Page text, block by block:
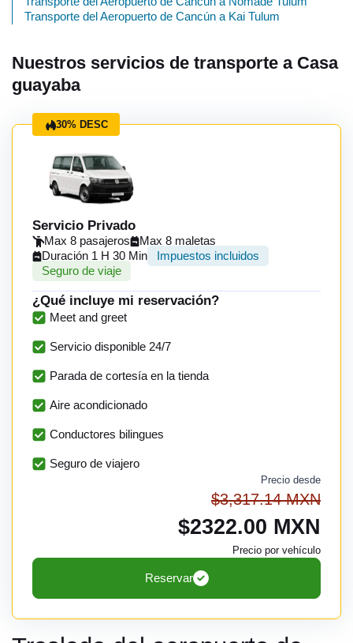
Transporte del Aeropuerto de Cancún a Kai Tulum
Nuestros servicios de transporte a Casa
guayaba
30% DESC
Servicio Privado
Max 8 pasajeros
Max 8 maletas
Duración 1 H 30 Min
Impuestos incluidos
Seguro de viaje
¿Qué incluye mi reservación?
Meet and greet
Servicio disponible 24/7
Parada de cortesía en la tienda
Aire acondicionado
Conductores bilingues
Seguro de viajero
Precio desde
$3,317.14 MXN
$2322.00 MXN
Precio por vehículo
Reservar